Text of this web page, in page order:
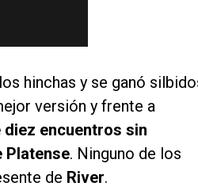
hinchas y se ganó
versión y frente a
encuentros sin
Platense. Ninguno de los
de River.